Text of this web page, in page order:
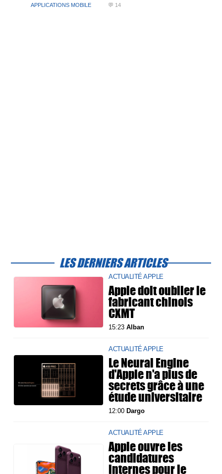
APPLICATIONS MOBILE 💬 14
LES DERNIERS ARTICLES
ACTUALITÉ APPLE
Apple doit oublier le
fabricant chinois
CXMT
15:23Alban
ACTUALITÉ APPLE
Le Neural Engine
d'Apple n'a plus de
secrets grâce à une
étude universitaire
12:00 Dargo
ACTUALITÉ APPLE
Apple ouvre les
candidatures
internes pour le